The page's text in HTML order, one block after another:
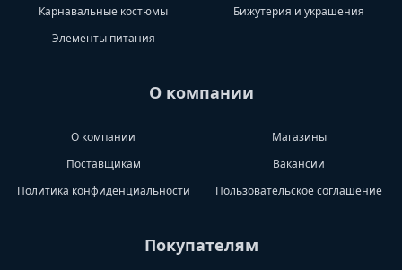
Карнавальные костюмы
Бижутерия и украшения
Элементы питания
О компании
О компании
Магазины
Поставщикам
Вакансии
Политика конфиденциальности
Пользовательское соглашение
Покупателям